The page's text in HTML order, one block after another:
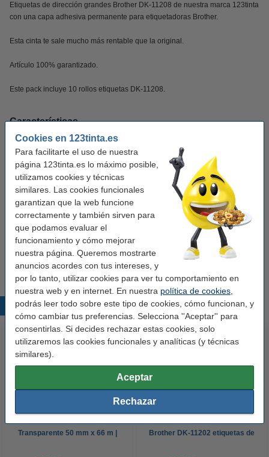
Cookies en 123tinta.es
Para facilitarte el uso de nuestra
página 123tinta.es lo máximo posible,
utilizamos cookies y técnicas
similares. Las cookies funcionales
garantizan que la web funcione
correctamente y también sirven para
que podamos evaluar el
funcionamiento y cómo mejorar
nuestra página. Queremos mostrarte
anuncios acordes con tus intereses, y
por lo tanto, utilizar cookies para ver tu comportamiento en
nuestra web y en internet. En nuestra política de cookies
podrás leer todo sobre este tipo de cookies, cómo funcionan, y
cómo cambiar tus preferencias. Selecciona ''Aceptar'' para
consentirlas. Si decides rechazar estas cookies, solo
utilizaremos las cookies funcionales y analíticas (y técnicas
similares).
Aceptar
Rechazar
Etiquetas de dirección grandes Brother DK-11208 de nuestra marca 123tinta
con una capa adhesiva permanente para etiquetadoras Brother.
Esta cinta te sale mucho más rentable que la original.
Artículo 100% garantizado.
Este pack incluye 10 rollos etiquetas DK-11208.
Características
Marca: 123tinta
Núm. de item:
Uso: etiquetas de direcciones
autoadhesivo
Medidas: 90 x 38 mm (LxAn)
Cantidad: 10 x 400 etiquetas
Productos destacados
Transparente 50 mm x 66 m |
Brother DK-11202 etiquetas de